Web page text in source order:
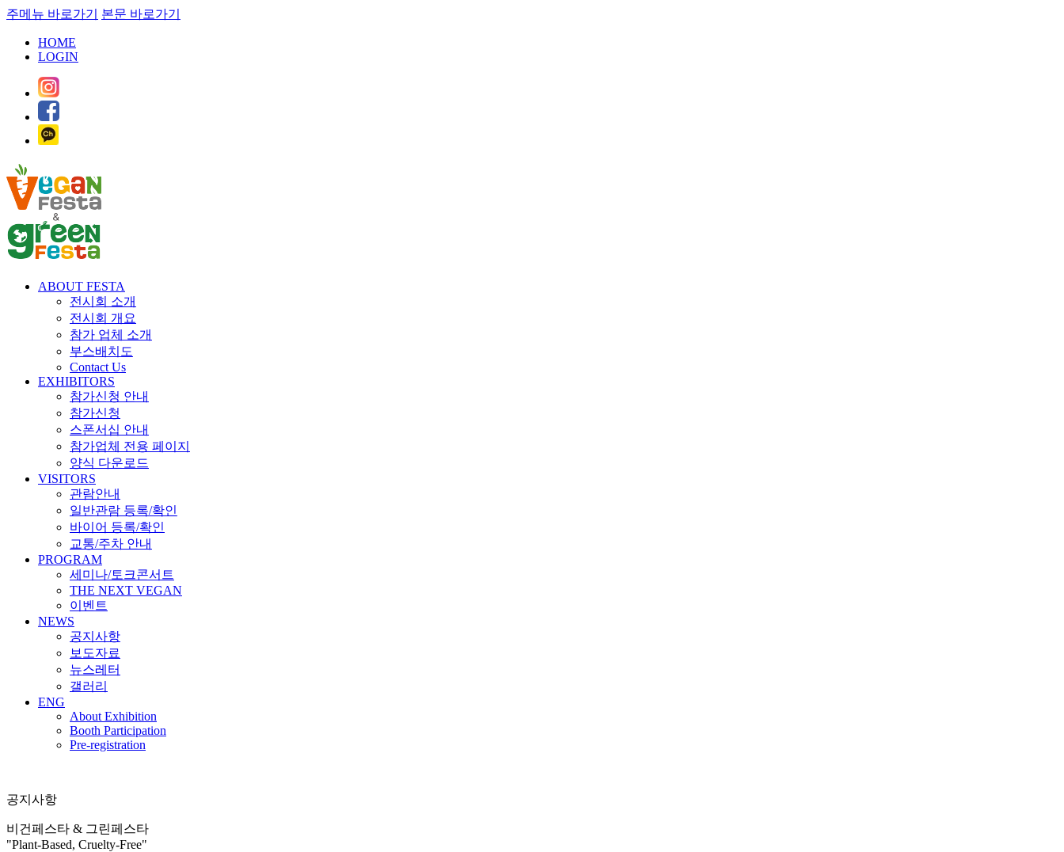
주메뉴 바로가기 본문 바로가기
HOME
LOGIN
ABOUT FESTA
전시회 소개
전시회 개요
참가 업체 소개
부스배치도
Contact Us
EXHIBITORS
참가신청 안내
참가신청
스폰서십 안내
참가업체 전용 페이지
양식 다운로드
VISITORS
관람안내
일반관람 등록/확인
바이어 등록/확인
교통/주차 안내
PROGRAM
세미나/토크콘서트
THE NEXT VEGAN
이벤트
NEWS
공지사항
보도자료
뉴스레터
갤러리
ENG
About Exhibition
Booth Participation
Pre-registration
공지사항
비건페스타 & 그린페스타
"Plant-Based, Cruelty-Free"